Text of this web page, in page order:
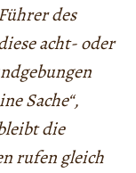
des
acht- oder
Sache“,
die
rufen gleich